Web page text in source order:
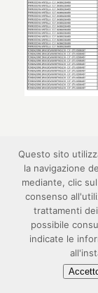
2017 ©
link
Questo sito
la navigazione
mediante, clic
consenso
trattamenti
possibile
indicate le